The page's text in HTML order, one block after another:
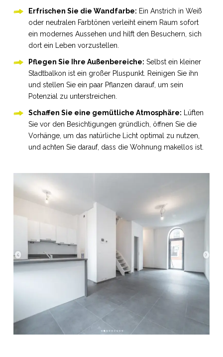
Erfrischen Sie die Wandfarbe: Ein Anstrich in Weiß
oder neutralen Farbtönen verleiht einem Raum sofort
ein modernes Aussehen und hilft den Besuchern, sich
dort ein Leben vorzustellen.
Pflegen Sie Ihre Außenbereiche: Selbst ein kleiner
Stadtbalkon ist ein großer Pluspunkt. Reinigen Sie ihn
und stellen Sie ein paar Pflanzen darauf, um sein
Potenzial zu unterstreichen.
Schaffen Sie eine gemütliche Atmosphäre: Lüften
Sie vor den Besichtigungen gründlich, öffnen Sie die
Vorhänge, um das natürliche Licht optimal zu nutzen,
und achten Sie darauf, dass die Wohnung makellos ist.